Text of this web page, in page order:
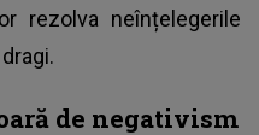
rezolva neînțelegerile
de negativism